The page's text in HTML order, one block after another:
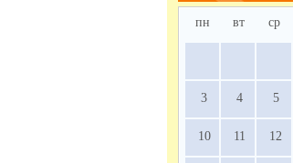
пн вт ср
3 4 5
10 11 12